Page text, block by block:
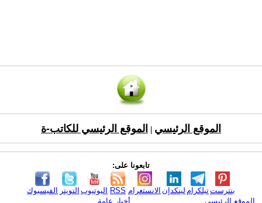
الموقع الرئيسي الموقع الرئيسي للكاتب-ة
تابعونا على:
الفيسبوك التويتر اليوتيوب RSS الانستغرام لينكدإن تيلكرامبنترست
الموقع الرئيسي
أخبار عامة